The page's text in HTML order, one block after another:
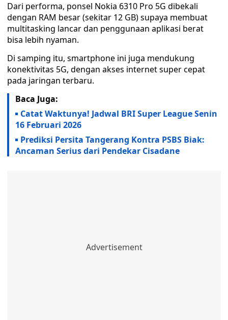
Dari performa, ponsel Nokia 6310 Pro 5G dibekali
dengan RAM besar (sekitar 12 GB) supaya membuat
multitasking lancar dan penggunaan aplikasi berat
bisa lebih nyaman.
Di samping itu, smartphone ini juga mendukung
konektivitas 5G, dengan akses internet super cepat
pada jaringan terbaru.
Baca Juga:
Catat Waktunya! Jadwal BRI Super League Senin
16 Februari 2026
Prediksi Persita Tangerang Kontra PSBS Biak:
Ancaman Serius dari Pendekar Cisadane